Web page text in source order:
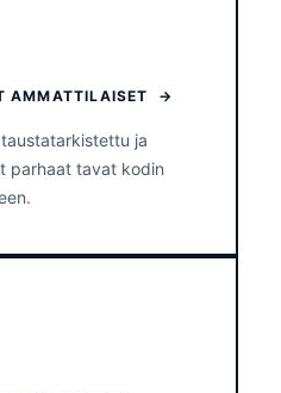
AMMATTILAISET →
ja
parhaat tavat kodin